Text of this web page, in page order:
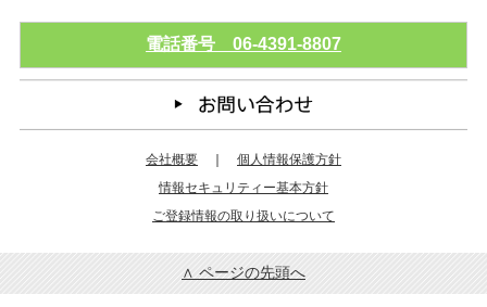
電話番号 06-4391-8807
会社概要
個人情報保護方針
情報セキュリティー基本方針
ご登録情報の取り扱いについて
∧ ページの先頭へ